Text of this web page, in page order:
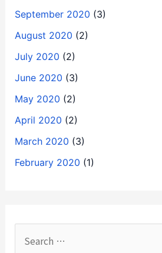
September 2020 (3)
August 2020 (2)
July 2020 (2)
June 2020 (3)
May 2020 (2)
April 2020 (2)
March 2020 (3)
February 2020 (1)